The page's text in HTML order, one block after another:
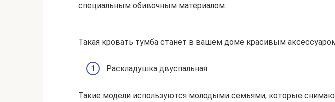
специальным обивочным материалом.
Такая кровать тумба станет в вашем доме красивым
Раскладушка двуспальная
Такие модели используются молодыми семьями, которые